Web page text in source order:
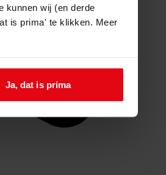
kunnen wij (en derde
is prima' te klikken. Meer
Ja, dat is prima